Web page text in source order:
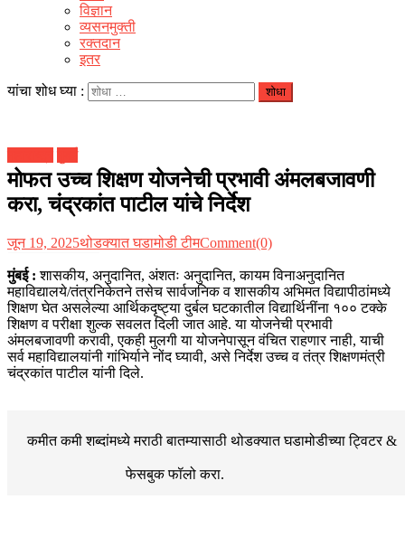
विज्ञान
व्यसनमुक्ती
रक्‍तदान
इतर
यांचा शोध घ्या :
मोफत उच्च शिक्षण योजनेची प्रभावी अंमलबजावणी
करा, चंद्रकांत पाटील यांचे निर्देश
जून 19, 2025थोडक्यात घडामोडी टीमComment(0)
मुंबई : शासकीय, अनुदानित, अंशतः अनुदानित, कायम विनाअनुदानित
महाविद्यालये/तंत्रनिकेतने तसेच सार्वजनिक व शासकीय अभिमत विद्यापीठांमध्ये
शिक्षण घेत असलेल्या आर्थिकदृष्ट्या दुर्बल घटकातील विद्यार्थिनींना १०० टक्के
शिक्षण व परीक्षा शुल्क सवलत दिली जात आहे. या योजनेची प्रभावी
अंमलबजावणी करावी, एकही मुलगी या योजनेपासून वंचित राहणार नाही, याची
सर्व महाविद्यालयांनी गांभिर्याने नोंद घ्यावी, असे निर्देश उच्च व तंत्र शिक्षणमंत्री
चंद्रकांत पाटील यांनी दिले.
कमीत कमी शब्दांमध्ये मराठी बातम्यासाठी थोडक्यात घडामोडीच्याट्विटर &
फेसबुकफॉलो करा.